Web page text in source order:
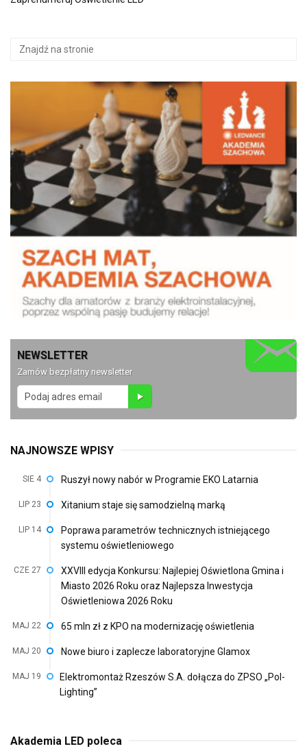
NEWSLETTER
Zamów bezpłatny newsletter
NAJNOWSZE WPISY
SIE 4 Ruszył nowy nabór w Programie EKO Latarnia
LIP 23 Xitanium staje się samodzielną marką
LIP 14
Poprawa parametrów technicznych istniejącego
systemu oświetleniowego
CZE 27
XXVIII edycja Konkursu: Najlepiej Oświetlona Gmina i
Miasto 2026 Roku oraz Najlepsza Inwestycja
Oświetleniowa 2026 Roku
MAJ 22 65 mln zł z KPO na modernizację oświetlenia
MAJ 20 Nowe biuro i zaplecze laboratoryjne Glamox
MAJ 19
Elektromontaż Rzeszów S.A. dołącza do ZPSO „Pol-
Lighting”
Akademia LED poleca